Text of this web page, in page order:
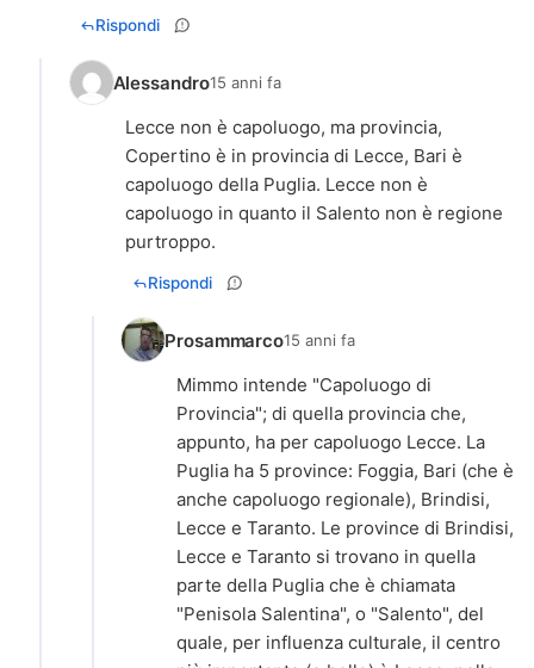
Rispondi
Alessandro15 anni fa
Lecce non è capoluogo, ma provincia,
Copertino è in provincia di Lecce, Bari è
capoluogo della Puglia. Lecce non è
capoluogo in quanto il Salento non è regione
purtroppo.
Rispondi
Prosammarco15 anni fa
Mimmo intende "Capoluogo di
Provincia"; di quella provincia che,
appunto, ha per capoluogo Lecce. La
Puglia ha 5 province: Foggia, Bari (che è
anche capoluogo regionale), Brindisi,
Lecce e Taranto. Le province di Brindisi,
Lecce e Taranto si trovano in quella
parte della Puglia che è chiamata
"Penisola Salentina", o "Salento", del
quale, per influenza culturale, il centro